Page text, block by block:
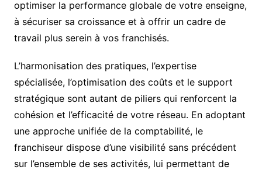
optimiser la performance globale de votre enseigne,
à sécuriser sa croissance et à offrir un cadre de
travail plus serein à vos franchisés.
L’harmonisation des pratiques, l’expertise
spécialisée, l’optimisation des coûts et le support
stratégique sont autant de piliers qui renforcent la
cohésion et l’efficacité de votre réseau. En adoptant
une approche unifiée de la comptabilité, le
franchiseur dispose d’une visibilité sans précédent
sur l’ensemble de ses activités, lui permettant de